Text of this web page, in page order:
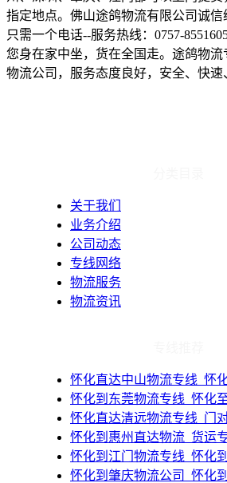
指定地点。佛山途鸽物流有限公司诚信
只需一个电话--服务热线：0757-
您身在家中坐，货在全国走。途鸽物
物流公司，服务态度良好，安全、快速
关于我们
业务介绍
公司动态
专线网络
物流服务
物流资讯
怀化直达中山物流专线_怀
怀化到东莞物流专线_怀化
怀化直达清远物流专线_门
怀化到惠州直达物流_货运
怀化到江门物流专线_怀化
怀化到肇庆物流公司_怀化